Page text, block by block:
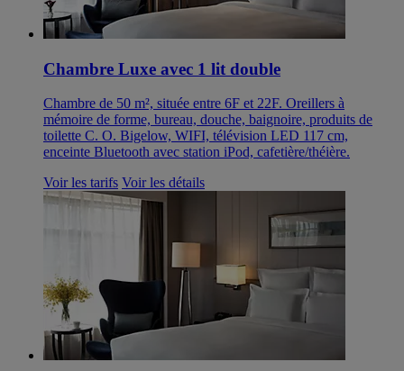
Chambre Luxe avec 1 lit double
Chambre de 50 m², située entre 6F et 22F. Oreillers à
mémoire de forme, bureau, douche, baignoire, produits de
toilette C. O. Bigelow, WIFI, télévision LED 117 cm,
enceinte Bluetooth avec station iPod, cafetière/théière.
Voir les tarifs Voir les détails